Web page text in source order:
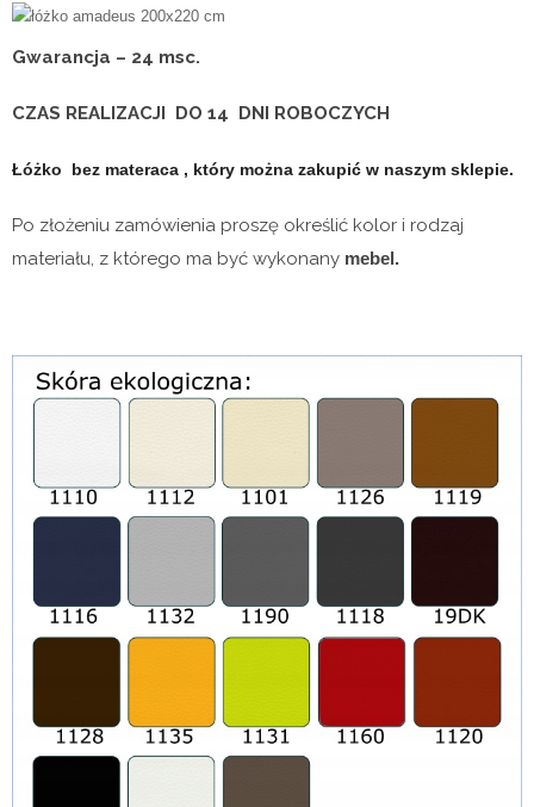
Gwarancja – 24 msc.
CZAS REALIZACJI DO 14 DNI ROBOCZYCH
Łóżko bez materaca , który można zakupić w naszym sklepie.
Po złożeniu zamówienia proszę określić kolor i rodzaj
materiału, z którego ma być wykonany mebel.